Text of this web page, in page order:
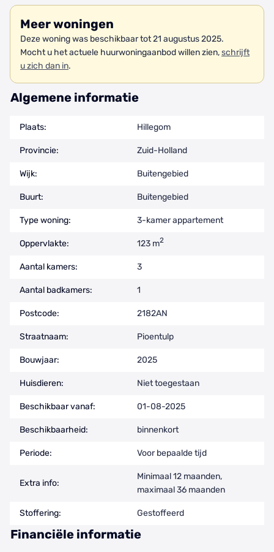
Meer woningen
Deze woning was beschikbaar tot 21 augustus 2025.
Mocht u het actuele huurwoningaanbod willen zien,schrijft
u zich dan in.
Algemene informatie
Plaats: Hillegom
Provincie: Zuid-Holland
Wijk: Buitengebied
Buurt: Buitengebied
Type woning: 3-kamer appartement
Oppervlakte: 123 m2
Aantal kamers: 3
Aantal badkamers: 1
Postcode: 2182AN
Straatnaam: Pioentulp
Bouwjaar: 2025
Huisdieren: Niet toegestaan
Beschikbaar vanaf: 01-08-2025
Beschikbaarheid: binnenkort
Periode: Voor bepaalde tijd
Extra info:
Minimaal 12 maanden,
maximaal 36 maanden
Stoffering: Gestoffeerd
Financiële informatie